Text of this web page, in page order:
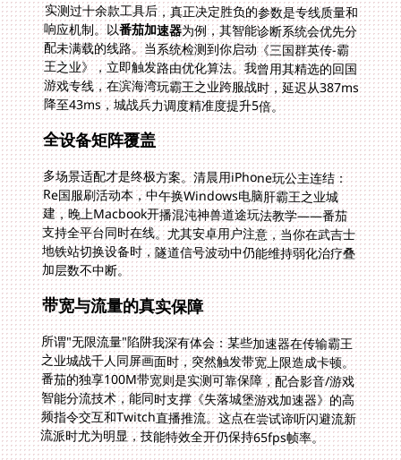
实测过十余款工具后，真正决定胜负的参数是专线质量和
响应机制。以番茄加速器为例，其智能诊断系统会优先分
配未满载的线路。当系统检测到你启动《三国群英传-霸
王之业》，立即触发路由优化算法。我曾用其精选的回国
游戏专线，在滨海湾玩霸王之业跨服战时，延迟从387ms
降至43ms，城战兵力调度精准度提升5倍。
全设备矩阵覆盖
多场景适配才是终极方案。清晨用iPhone玩公主连结：
Re国服刷活动本，中午换Windows电脑肝霸王之业城
建，晚上Macbook开播混沌神兽道途玩法教学——番茄
支持全平台同时在线。尤其安卓用户注意，当你在武吉士
地铁站切换设备时，隧道信号波动中仍能维持弱化治疗叠
加层数不中断。
带宽与流量的真实保障
所谓"无限流量"陷阱我深有体会：某些加速器在传输霸王
之业城战千人同屏画面时，突然触发带宽上限造成卡顿。
番茄的独享100M带宽则是实测可靠保障，配合影音/游戏
智能分流技术，能同时支撑《失落城堡游戏加速器》的高
频指令交互和Twitch直播推流。这点在尝试谛听闪避流新
流派时尤为明显，技能特效全开仍保持65fps帧率。